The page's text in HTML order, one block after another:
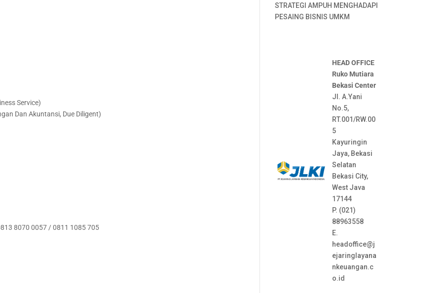
Service)
Dan Akuntansi, Due Diligent)
8070 0057 / 0811 1085 705
STRATEGI AMPUH MENGHADAPI
PESAING BISNIS UMKM
HEAD OFFICE
Ruko Mutiara
Bekasi Center
Jl. A.Yani
No.5,
RT.001/RW.00
5
Kayuringin
Jaya, Bekasi
Selatan
Bekasi City,
West Java
17144
P. (021)
88963558
E.
headoffice@j
ejaringlayana
nkeuangan.c
o.id